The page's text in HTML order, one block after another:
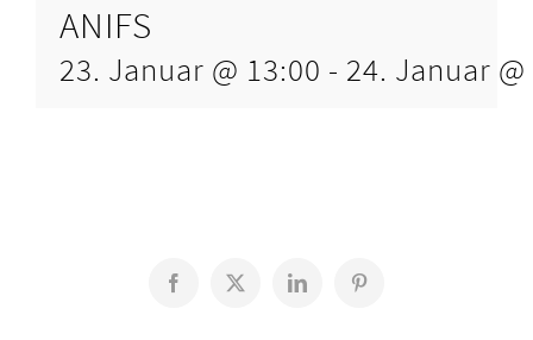
ANIFS
23. Januar @ 13:00 - 24. Januar
Facebook
X LinkedInPinterest